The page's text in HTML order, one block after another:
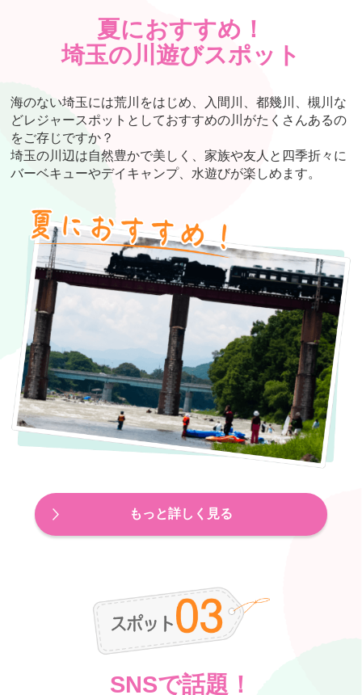
夏におすすめ！
埼玉の川遊びスポット
海のない埼玉には荒川をはじめ、入間川、都幾川、槻川な
どレジャースポットとしておすすめの川がたくさんあるの
をご存じですか？
埼玉の川辺は自然豊かで美しく、家族や友人と四季折々に
バーベキューやデイキャンプ、水遊びが楽しめます。
もっと詳しく見る
SNSで話題！